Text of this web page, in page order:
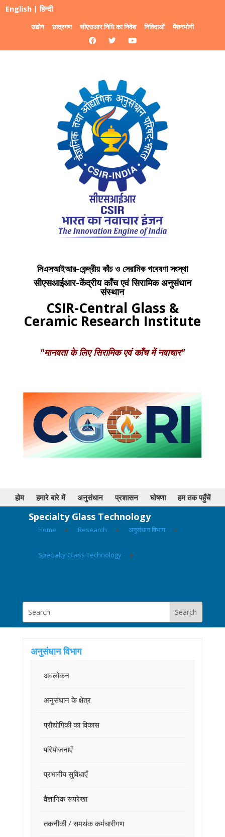
English |हिन्दी
उद्योग छात्रगण सीएसआर निधि का निवेश निविदाओं पेंशनभोगी
সিএসআইআর-কেন্দ্রীয় কাঁচ ও সেরামিক গবেষণা সংস্থা
सीएसआईआर-केंद्रीय काँच एवं सिरामिक अनुसंधान
संस्थान
CSIR-Central Glass &
Ceramic Research Institute
"मानवता के लिए सिरामिक एवं काँच में नवाचार"
होम हमारे बारे में अनुसंधान प्रशासन घोषणा हम तक पहुँचें
Specialty Glass Technology
Home ▸ Research ▸ अनुसंधान विभाग ▸
Specialty Glass Technology ▸
अनुसंधान विभाग
अवलोकन
अनुसंधान के क्षेत्र
प्रौद्योगिकी का विकास
परियोजनाएँ
प्रभागीय सुविधाएँ
वैज्ञानिक रूपरेखा
तकनीकी / समर्थक कर्मचारीगण